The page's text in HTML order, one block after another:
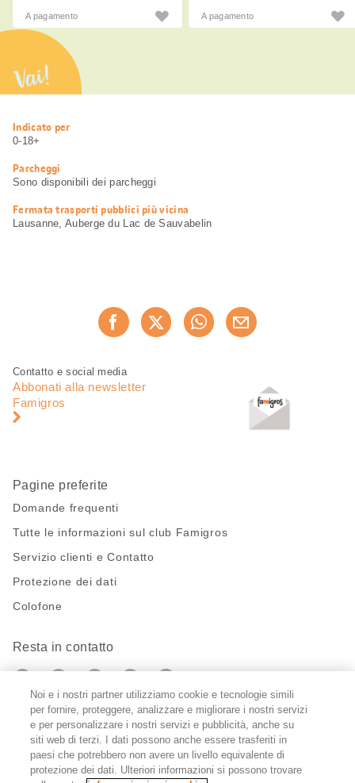
A pagamento A pagamento
Vai!
Informazioni
utili
Indicato per
0-18+
Parcheggi
Sono disponibili dei parcheggi
Fermata trasporti pubblici più vicina
Lausanne, Auberge du Lac de Sauvabelin
Consiglia ora
Piè
pagina
Navigazione
pagina
Contatto e social media
Abbonati alla newsletter
Famigros
Pagine preferite
Domande frequenti
Tutte le informazioni sul club Famigros
Servizio clienti e Contatto
Protezione dei dati
Colofone
Resta in contatto
https://twitter.com/migros?
https://www.youtube.com/user/
PinterestInstagram
Impostazioni cookie
FR IT
Noi e i nostri partner utilizziamo cookie e tecnologie simili
per fornire, proteggere, analizzare e migliorare i nostri servizi
e per personalizzare i nostri servizi e pubblicità, anche su
siti web di terzi. I dati possono anche essere trasferiti in
paesi che potrebbero non avere un livello equivalente di
protezione dei dati. Ulteriori informazioni si possono trovare